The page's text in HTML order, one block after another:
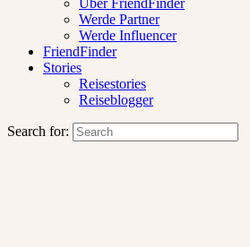
Über FriendFinder
Werde Partner
Werde Influencer
FriendFinder
Stories
Reisestories
Reiseblogger
Search for: